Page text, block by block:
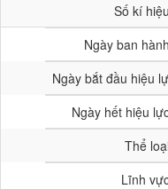
Số kí hiệu
Ngày ban hành
Ngày bắt đầu hiệu
Ngày hết hiệu
Thể
Lĩnh